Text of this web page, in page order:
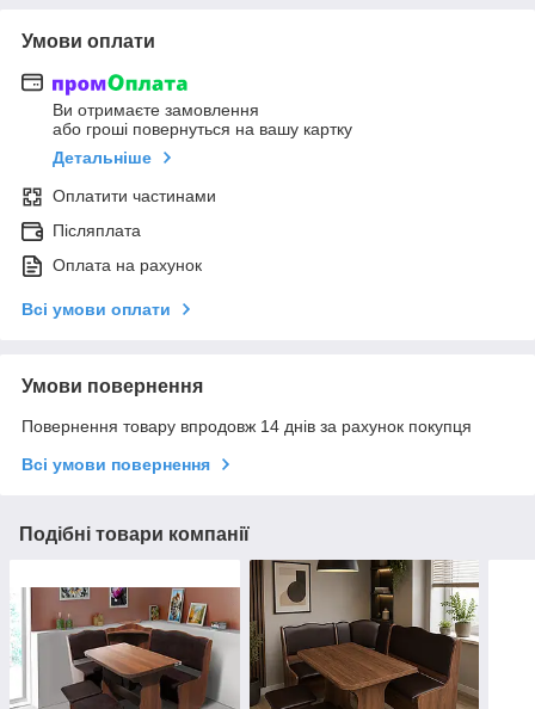
Умови оплати
Ви отримаєте замовлення
або гроші повернуться на вашу картку
Детальніше
Оплатити частинами
Післяплата
Оплата на рахунок
Всі умови оплати
Умови повернення
Повернення товару впродовж 14 днів за рахунок покупця
Всі умови повернення
Подібні товари компанії